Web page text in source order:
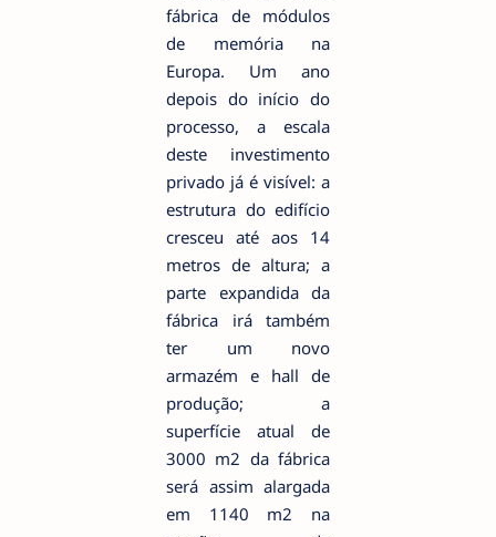
fábrica de módulos
de memória na
Europa. Um ano
depois do início do
processo, a escala
deste investimento
privado já é visível: a
estrutura do edifício
cresceu até aos 14
metros de altura; a
parte expandida da
fábrica irá também
ter um novo
armazém e hall de
produção; a
superfície atual de
3000 m2 da fábrica
será assim alargada
em 1140 m2 na